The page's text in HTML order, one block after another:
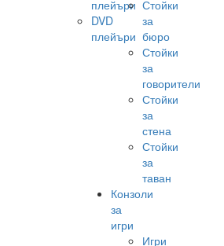
плейъри
DVD
плейъри
Стойки
за
бюро
Стойки
за
говорители
Стойки
за
стена
Стойки
за
таван
Конзоли
за
игри
Игри